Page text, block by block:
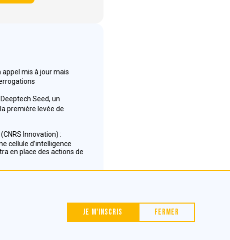
appel mis à jour mais
Seed, un
première levée de
Innovation) :
cellule d’intelligence
en place des actions de
Nous contacter
Je m'inscris Fermer